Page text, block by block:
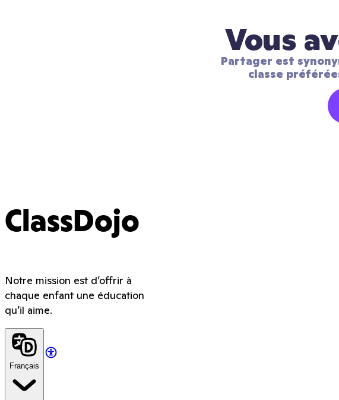
Vous
Partager est
classe
ClassDojo
Notre mission est d’offrir à
chaque enfant une éducation
qu’il aime.
Français